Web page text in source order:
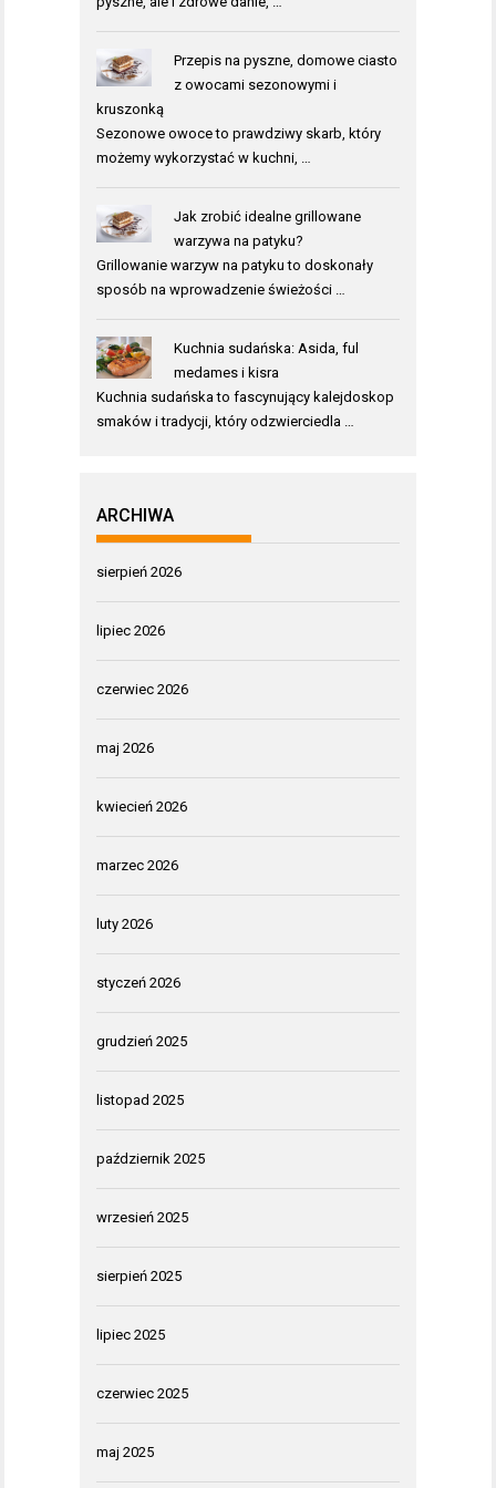
Przepis na pyszne, domowe ciasto
z owocami sezonowymi i
kruszonką
Sezonowe owoce to prawdziwy skarb, który
możemy wykorzystać w kuchni, …
Jak zrobić idealne grillowane
warzywa na patyku?
Grillowanie warzyw na patyku to doskonały
sposób na wprowadzenie świeżości …
Kuchnia sudańska: Asida, ful
medames i kisra
Kuchnia sudańska to fascynujący kalejdoskop
smaków i tradycji, który odzwierciedla …
ARCHIWA
sierpień 2026
lipiec 2026
czerwiec 2026
maj 2026
kwiecień 2026
marzec 2026
luty 2026
styczeń 2026
grudzień 2025
listopad 2025
październik 2025
wrzesień 2025
sierpień 2025
lipiec 2025
czerwiec 2025
maj 2025